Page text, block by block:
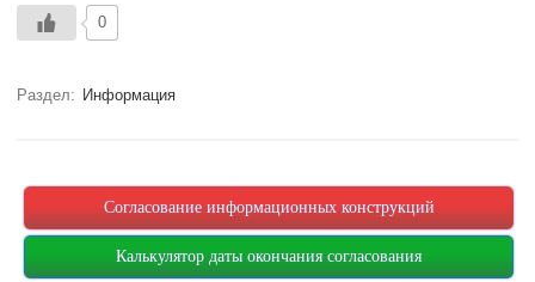
0
Раздел: Информация
Согласование информационных конструкций
Калькулятор даты окончания согласования